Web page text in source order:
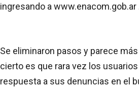
ingresando a www.enacom.gob.ar
Se eliminaron pasos y parece
cierto es que rara vez los
respuesta a sus denuncias en el